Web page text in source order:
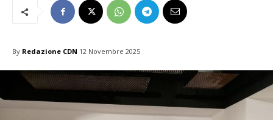
By Redazione CDN 12 Novembre 2025